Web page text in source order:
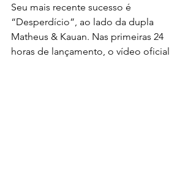
Seu mais recente sucesso é
“Desperdício”, ao lado da dupla
Matheus & Kauan. Nas primeiras 24
horas de lançamento, o vídeo oficial